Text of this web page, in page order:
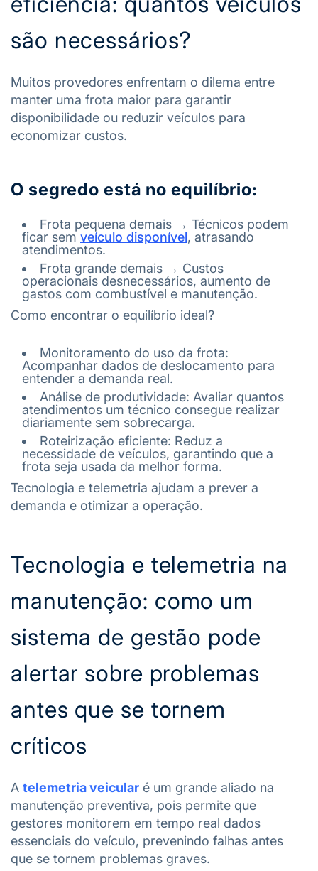
são necessários?
Muitos provedores enfrentam o dilema entre
manter uma frota maior para garantir
disponibilidade ou reduzir veículos para
economizar custos.
O segredo está no equilíbrio:
Frota pequena demais → Técnicos podem
ficar sem veículo disponível, atrasando
atendimentos.
Frota grande demais → Custos
operacionais desnecessários, aumento de
gastos com combustível e manutenção.
Como encontrar o equilíbrio ideal?
Monitoramento do uso da frota:
Acompanhar dados de deslocamento para
entender a demanda real.
Análise de produtividade: Avaliar quantos
atendimentos um técnico consegue realizar
diariamente sem sobrecarga.
Roteirização eficiente: Reduz a
necessidade de veículos, garantindo que a
frota seja usada da melhor forma.
Tecnologia e telemetria ajudam a prever a
demanda e otimizar a operação.
Tecnologia e telemetria na
manutenção: como um
sistema de gestão pode
alertar sobre problemas
antes que se tornem
críticos
A telemetria veicular é um grande aliado na
manutenção preventiva, pois permite que
gestores monitorem em tempo real dados
essenciais do veículo, prevenindo falhas antes
que se tornem problemas graves.